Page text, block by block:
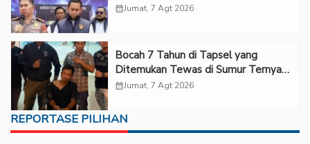
Rp6,7 Miliar
calendar_monthJumat, 7 Agt 2026
Bocah 7 Tahun di Tapsel yang
Ditemukan Tewas di Sumur Ternyata
Korban Kekerasan Seksual
calendar_monthJumat, 7 Agt 2026
REPORTASE PILIHAN